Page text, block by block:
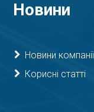
Новини
Новини компанії
Корисні статті